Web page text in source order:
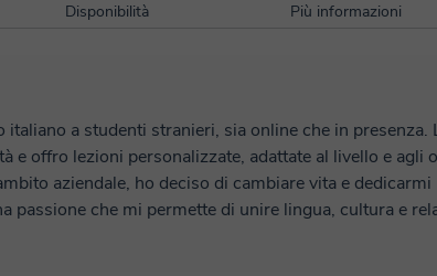
Disponibilità Più informazioni
a studenti stranieri, sia online che in presenza. Lavoro
e offro lezioni personalizzate, adattate al livello e agli
passione che mi permette di unire lingua, cultura e
sto anche approfondendo la mia formazione,